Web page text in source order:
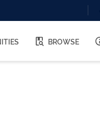
BROWSE